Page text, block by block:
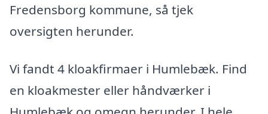
Fredensborg kommune, så tjek
oversigten herunder.
Vi fandt 4 kloakfirmaer i Humlebæk. Find
en kloakmester eller håndværker i